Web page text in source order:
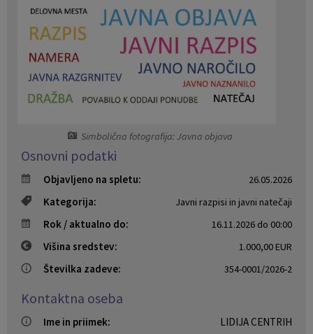
Simbolična fotografija: Javna objava
Osnovni podatki
Objavljeno na spletu: 26.05.2026
Kategorija: Javni razpisi in javni natečaji
Rok / aktualno do: 16.11.2026 do 00:00
Višina sredstev: 1.000,00 EUR
Številka zadeve: 354-0001/2026-2
Kontaktna oseba
Ime in priimek:
LIDIJA CENTRIH
Organigram
Varstvo osebnih podatkov
Občinski predpisi
Strateški dokumenti
Katalog informacij javnega značaja
Občinski časopis Orans
Naše OKO
Lokalne volitve